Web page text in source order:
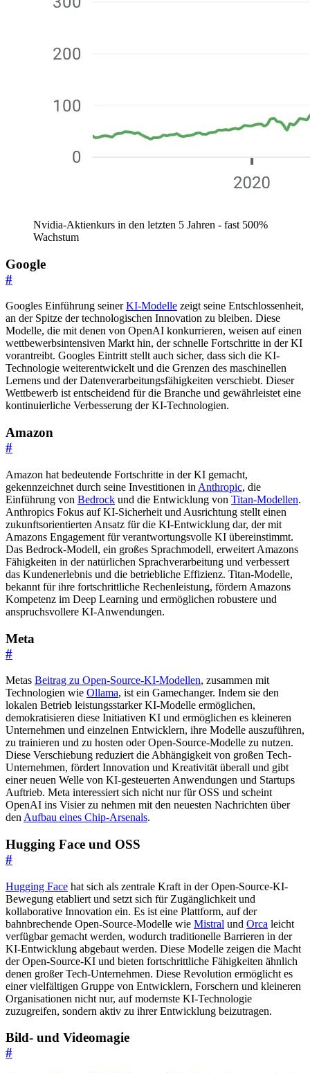
Nvidia-Aktienkurs in den letzten 5 Jahren - fast 500%
Wachstum
Google
#
Googles Einführung seinerKI-Modelle zeigt seine Entschlossenheit,
an der Spitze der technologischen Innovation zu bleiben. Diese
Modelle, die mit denen von OpenAI konkurrieren, weisen auf einen
wettbewerbsintensiven Markt hin, der schnelle Fortschritte in der KI
vorantreibt. Googles Eintritt stellt auch sicher, dass sich die KI-
Technologie weiterentwickelt und die Grenzen des maschinellen
Lernens und der Datenverarbeitungsfähigkeiten verschiebt. Dieser
Wettbewerb ist entscheidend für die Branche und gewährleistet eine
kontinuierliche Verbesserung der KI-Technologien.
Amazon
#
Amazon hat bedeutende Fortschritte in der KI gemacht,
gekennzeichnet durch seine Investitionen in Anthropic, die
Einführung von Bedrock und die Entwicklung von Titan-Modellen.
Anthropics Fokus auf KI-Sicherheit und Ausrichtung stellt einen
zukunftsorientierten Ansatz für die KI-Entwicklung dar, der mit
Amazons Engagement für verantwortungsvolle KI übereinstimmt.
Das Bedrock-Modell, ein großes Sprachmodell, erweitert Amazons
Fähigkeiten in der natürlichen Sprachverarbeitung und verbessert
das Kundenerlebnis und die betriebliche Effizienz. Titan-Modelle,
bekannt für ihre fortschrittliche Rechenleistung, fördern Amazons
Kompetenz im Deep Learning und ermöglichen robustere und
anspruchsvollere KI-Anwendungen.
Meta
#
Metas Beitrag zu Open-Source-KI-Modellen, zusammen mit
Technologien wie Ollama, ist ein Gamechanger. Indem sie den
lokalen Betrieb leistungsstarker KI-Modelle ermöglichen,
demokratisieren diese Initiativen KI und ermöglichen es kleineren
Unternehmen und einzelnen Entwicklern, ihre Modelle auszuführen,
zu trainieren und zu hosten oder Open-Source-Modelle zu nutzen.
Diese Verschiebung reduziert die Abhängigkeit von großen Tech-
Unternehmen, fördert Innovation und Kreativität überall und gibt
einer neuen Welle von KI-gesteuerten Anwendungen und Startups
Auftrieb. Meta interessiert sich nicht nur für OSS und scheint
OpenAI ins Visier zu nehmen mit den neuesten Nachrichten über
den Aufbau eines Chip-Arsenals.
Hugging Face und OSS
#
Hugging Face hat sich als zentrale Kraft in der Open-Source-KI-
Bewegung etabliert und setzt sich für Zugänglichkeit und
kollaborative Innovation ein. Es ist eine Plattform, auf der
bahnbrechende Open-Source-Modelle wie Mistral und Orca leicht
verfügbar gemacht werden, wodurch traditionelle Barrieren in der
KI-Entwicklung abgebaut werden. Diese Modelle zeigen die Macht
der Open-Source-KI und bieten fortschrittliche Fähigkeiten ähnlich
denen großer Tech-Unternehmen. Diese Revolution ermöglicht es
einer vielfältigen Gruppe von Entwicklern, Forschern und kleineren
Organisationen nicht nur, auf modernste KI-Technologie
zuzugreifen, sondern aktiv zu ihrer Entwicklung beizutragen.
Bild- und Videomagie
#